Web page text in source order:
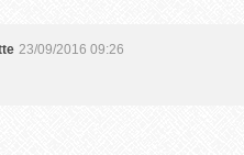
23/09/2016 09:26